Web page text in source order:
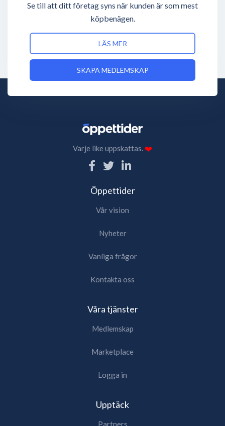
Se till att ditt företag syns när kunden är som mest
köpbenägen.
LÄS MER
SKAPA MEDLEMSKAP
Varje like uppskattas.❤️
Öppettider
Vår vision
Nyheter
Vanliga frågor
Kontakta oss
Våra tjänster
Medlemskap
Marketplace
Logga in
Upptäck